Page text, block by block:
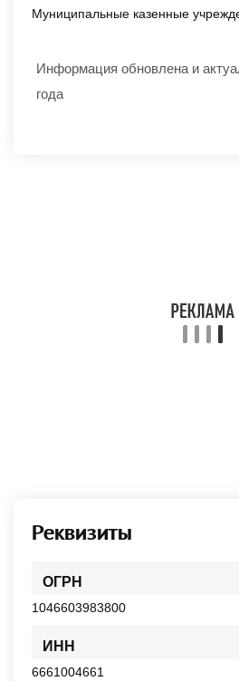
Муниципальные казенные
Информация обновлена и
года
Реквизиты
ОГРН
1046603983800
ИНН
6661004661